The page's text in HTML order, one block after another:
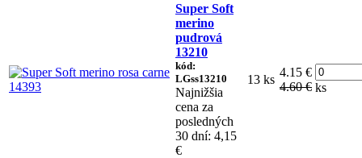
Super Soft
merino
pudrová
13210
kód:
LGss13210
Najnižšia
cena za
posledných
30 dní: 4,15
€
13 ks
4.15 €
4.60 € ks